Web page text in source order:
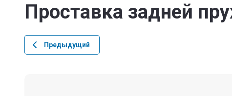
Проставка задней
Предыдущий